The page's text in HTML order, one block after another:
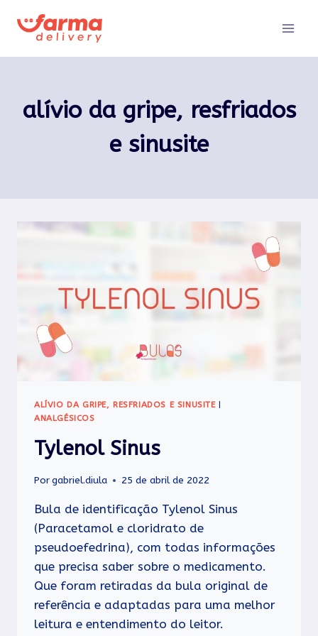
para
alívio da gripe, resfriados
e sinusite
ALÍVIO DA GRIPE, RESFRIADOS E SINUSITE|
ANALGÉSICOS
Tylenol Sinus
Porgabriel.diula 25 de abril de 2022
Bula de identificação Tylenol Sinus
(Paracetamol e cloridrato de
pseudoefedrina), com todas informações
que precisa saber sobre o medicamento.
Que foram retiradas da bula original de
referência e adaptadas para uma melhor
leitura e entendimento do leitor.